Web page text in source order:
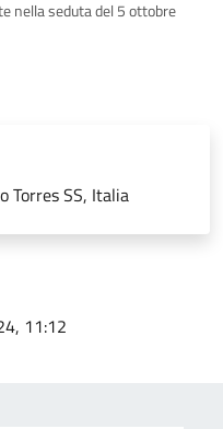
nella seduta del 5 ottobre
Torres SS, Italia
11:12